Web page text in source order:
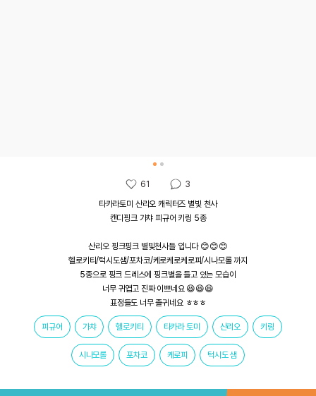
61 3
타카라토미 산리오 캐릭터즈 별빛 천사
캔디핑크 가챠 피규어 키링 5종
산리오 핑크핑크 별빛천사들 입니다 😊😊😊
헬로키티/턱시도샘/포차코/케로케로케로피/시나모롤 까지
5종으로 핑크 드레스에 핑크별을 들고 있는 모습이
너무 귀엽고 진짜 이쁘네요 😆😆😆
피규어 가챠 헬로키티 타카라 토미 산리오 키링
시나모롤 포차코 케로피 턱시도 샘